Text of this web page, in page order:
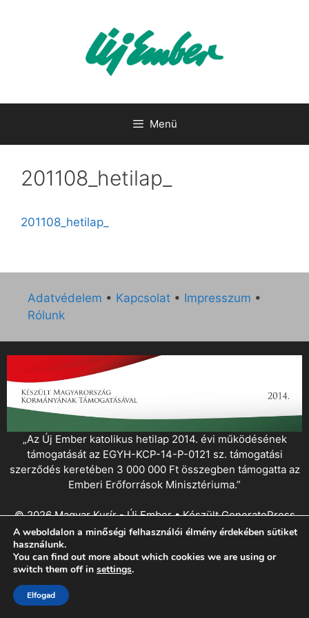
Menü
201108_hetilap_
201108_hetilap_
Adatvédelem • Kapcsolat • Impresszum •
Rólunk
„Az Új Ember katolikus hetilap 2014. évi működésének
támogatását az EGYH-KCP-14-P-0121 sz. támogatási
szerződés keretében 3 000 000 Ft összegben támogatta az
Emberi Erőforrások Minisztériuma.”
© 2026 Magyar Kurír - Új Ember• KészültGeneratePress
A weboldalon a minőségi felhasználói élmény érdekében sütiket
használunk.
You can find out more about which cookies we are using or
switch them off in settings.
Elfogad